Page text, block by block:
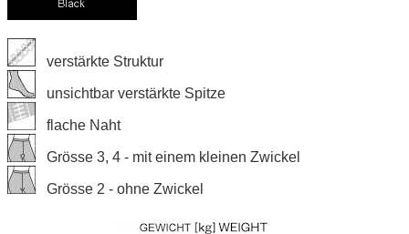
verstärkte Struktur
unsichtbar verstärkte Spitze
flache Naht
Grösse 3, 4 - mit einem kleinen Zwickel
Grösse 2 - ohne Zwickel